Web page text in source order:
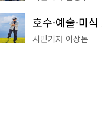
시민기자 이상돈